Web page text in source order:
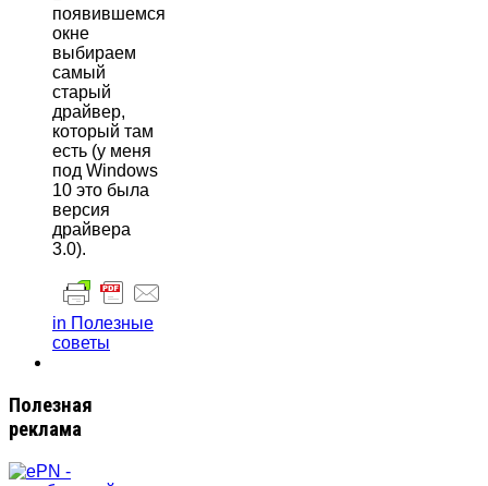
появившемся
окне
выбираем
самый
старый
драйвер,
который там
есть (у меня
под Windows
10 это была
версия
драйвера
3.0).
in Полезные
советы
Полезная
реклама